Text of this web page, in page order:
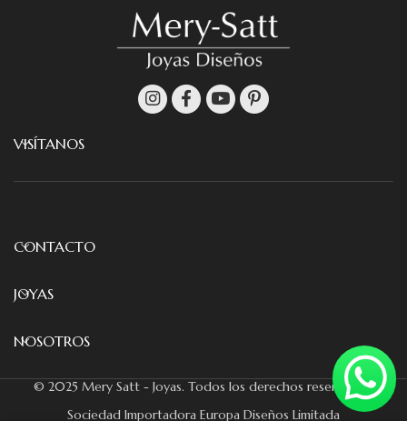
VISÍTANOS
CONTACTO
JOYAS
NOSOTROS
© 2025 Mery Satt - Joyas. Todos los derechos reservados.
Sociedad Importadora Europa Diseños Limitada